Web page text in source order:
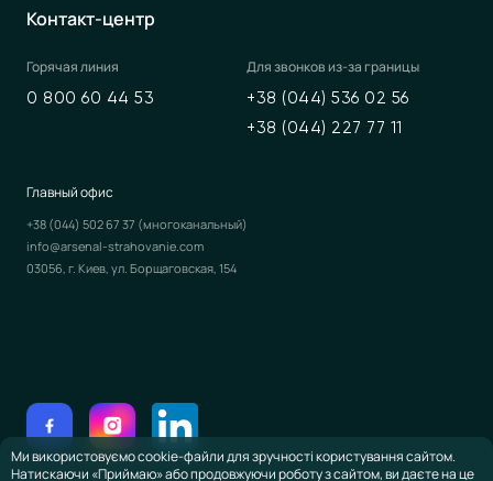
Контакт-центр
Горячая линия
0 800 60 44 53
Для звонков из-за границы
+38 (044) 536 02 56
+38 (044) 227 77 11
Главный офис
+38 (044) 502 67 37 (многоканальный)
info@arsenal-strahovanie.com
03056, г. Киев, ул. Борщаговская, 154
Ми використовуємо cookie-файли для зручності користування сайтом.
Натискаючи «Приймаю» або продовжуючи роботу з сайтом, ви даєте на це